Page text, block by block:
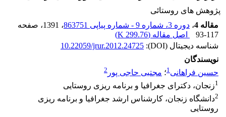
پژوهش های روستائی
مقاله 4
، دوره 3، شماره 9 - شماره پیاپی 863751 ، 1391
، صفحه
93-117
اصل مقاله (299.76 K
)
شناسه دیجیتال (DOI):
10.22059/jrur.2012.24725
نویسندگان
حسین فراهانی1؛ مجتبی حاجی پور 2
1زنجان، دکترای جغرافیا و برنامه ریزی روستایی
2دانشگاه زنجان، کارشناس ارشد جغرافیا و برنامه ریزی
روستایی